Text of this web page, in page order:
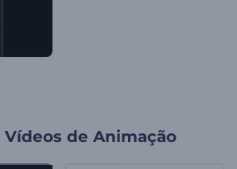
Vídeos de Animação